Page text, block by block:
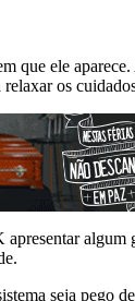
que ele
os
seja pego